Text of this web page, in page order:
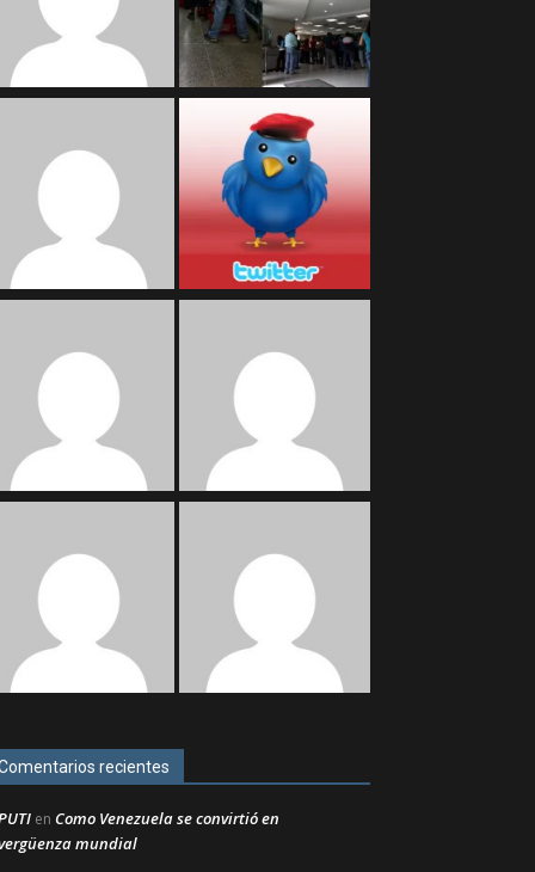
recientes
en Como Venezuela se convirtió en
mundial